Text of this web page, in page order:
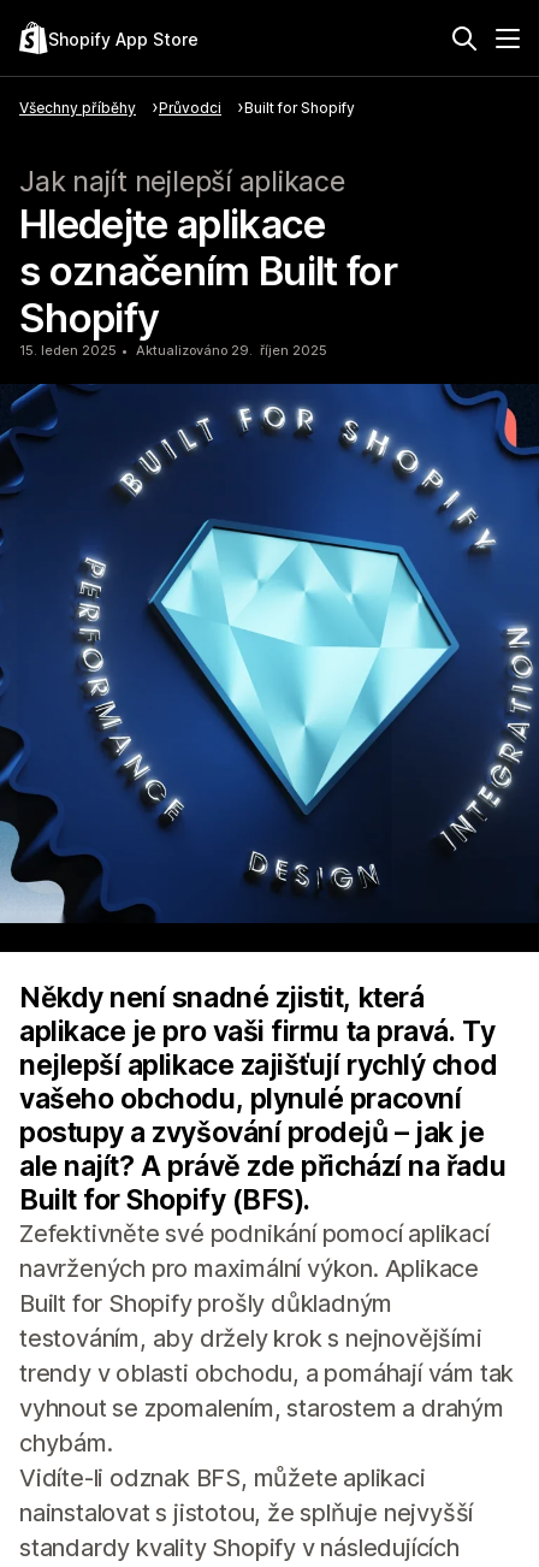
Shopify App Store
Všechny příběhy Průvodci Built for Shopify
Jak najít nejlepší aplikace
Hledejte aplikace
s označením Built for
Shopify
15. leden 2025 Aktualizováno 29. říjen 2025
Někdy není snadné zjistit, která
aplikace je pro vaši firmu ta pravá. Ty
nejlepší aplikace zajišťují rychlý chod
vašeho obchodu, plynulé pracovní
postupy a zvyšování prodejů – jak je
ale najít? A právě zde přichází na řadu
Built for Shopify (BFS).
Zefektivněte své podnikání pomocí aplikací
navržených pro maximální výkon. Aplikace
Built for Shopify prošly důkladným
testováním, aby držely krok s nejnovějšími
trendy v oblasti obchodu, a pomáhají vám tak
vyhnout se zpomalením, starostem a drahým
chybám.
Vidíte-li odznak BFS, můžete aplikaci
nainstalovat s jistotou, že splňuje nejvyšší
standardy kvality Shopify v následujících